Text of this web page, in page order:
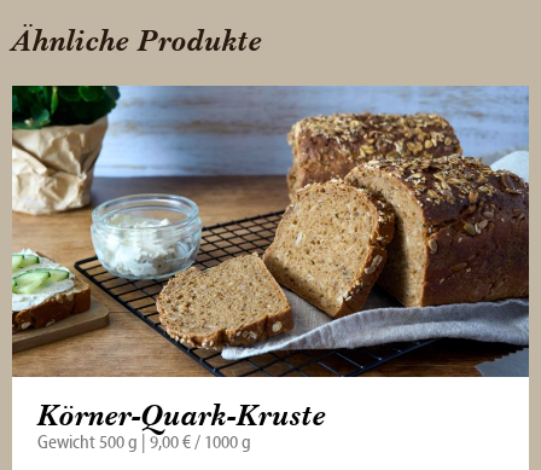
Ähnliche Produkte
Körner-Quark-Kruste
Gewicht 500 g | 9,00 € / 1000 g